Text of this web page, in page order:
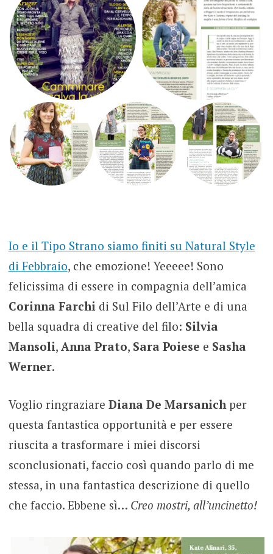
Io e il Tipo Strano siamo finiti su Natural Style
di Febbraio, che emozione! Yeeeee! Sono
felicissima di essere in compagnia dell’amica
Corinna Farchidi Sul Filo dell’Arte e di una
bella squadra di creative del filo: Silvia
Mansoli, Anna Prato, Sara Poiese e Sasha
Werner.
Voglio ringraziare Diana De Marsanichper
questa fantastica opportunità e per essere
riuscita a trasformare i miei discorsi
sconclusionati, faccio così quando parlo di me
stessa, in una fantastica descrizione di quello
che faccio. Ebbene sì… Creo mostri, all’uncinetto!